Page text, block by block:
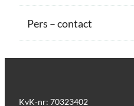
Pers – contact
KvK-nr: 70323402